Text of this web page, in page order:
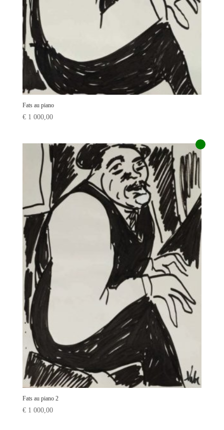
Fats au piano
€1 000,00
Fats au piano 2
€1 000,00